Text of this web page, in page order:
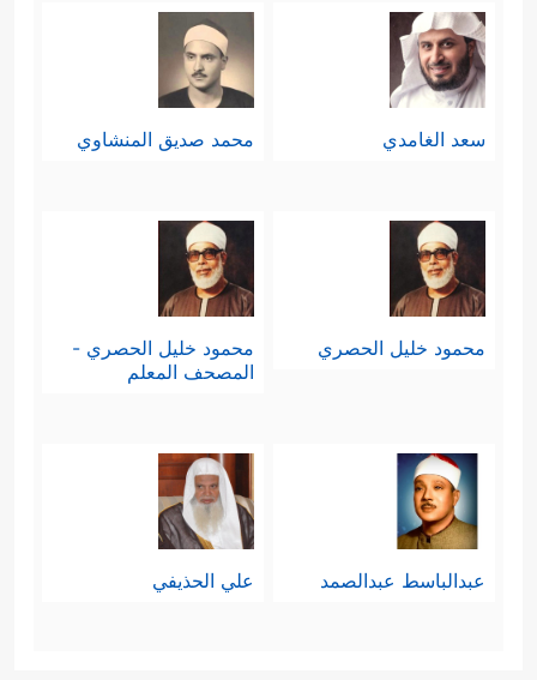
سعد الغامدي محمد صديق المنشاوي
محمود خليل الحصري
محمود خليل الحصري -
المصحف المعلم
عبدالباسط عبدالصمد علي الحذيفي